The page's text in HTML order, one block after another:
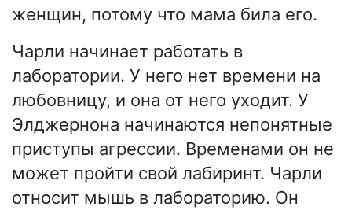
женщин, потому что мама била его.
Чарли начинает работать в
лаборатории. У него нет времени на
любовницу, и она от него уходит. У
Элджернона начинаются непонятные
приступы агрессии. Временами он не
может пройти свой лабиринт. Чарли
относит мышь в лабораторию. Он